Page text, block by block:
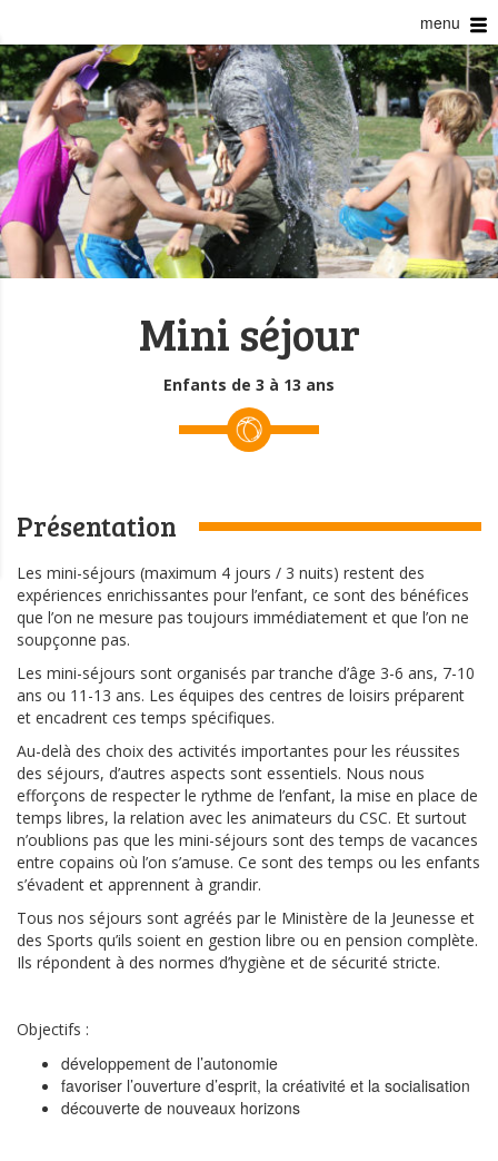
menu
Mini séjour
Enfants de 3 à 13 ans
Présentation
Les mini-séjours (maximum 4 jours / 3 nuits) restent des
expériences enrichissantes pour l’enfant, ce sont des bénéfices
que l’on ne mesure pas toujours immédiatement et que l’on ne
soupçonne pas.
Les mini-séjours sont organisés par tranche d’âge 3-6 ans, 7-10
ans ou 11-13 ans. Les équipes des centres de loisirs préparent
et encadrent ces temps spécifiques.
Au-delà des choix des activités importantes pour les réussites
des séjours, d’autres aspects sont essentiels. Nous nous
efforçons de respecter le rythme de l’enfant, la mise en place de
temps libres, la relation avec les animateurs du CSC. Et surtout
n’oublions pas que les mini-séjours sont des temps de vacances
entre copains où l’on s’amuse. Ce sont des temps ou les enfants
s’évadent et apprennent à grandir.
Tous nos séjours sont agréés par le Ministère de la Jeunesse et
des Sports qu’ils soient en gestion libre ou en pension complète.
Ils répondent à des normes d’hygiène et de sécurité stricte.
Objectifs :
développement de l’autonomie
favoriser l’ouverture d’esprit, la créativité et la socialisation
découverte de nouveaux horizons